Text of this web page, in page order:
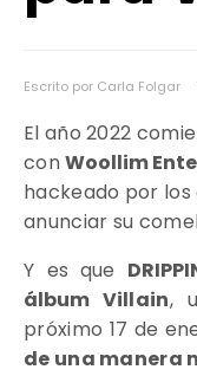
Escrito por Carla Folgar
El año 2022
conWoollim
hackeado por los
anunciar su
Y es que
álbum Villain,
próximo 17 de
de una manera